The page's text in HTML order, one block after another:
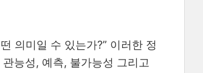
의미일 수 있는가?” 이러한 정
능성, 예측, 불가능성 그리고